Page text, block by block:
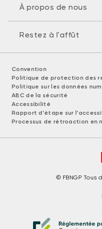
À propos de nous
Restez à l'affût
Convention
Politique de protection des
Politique sur les données
ABC de la sécurité
Accessibilité
Rapport d'étape sur
Processus de rétroaction en
© FBNGP Tous